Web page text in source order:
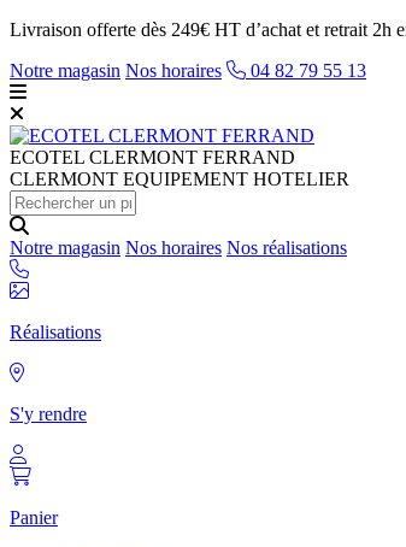
Livraison offerte dès 249€ HT d’achat et retrait 2h
Notre magasin Nos horaires 04 82 79 55 13
ECOTEL CLERMONT FERRAND
CLERMONT EQUIPEMENT HOTELIER
Notre magasin Nos horaires Nos réalisations
Réalisations
S'y rendre
Panier